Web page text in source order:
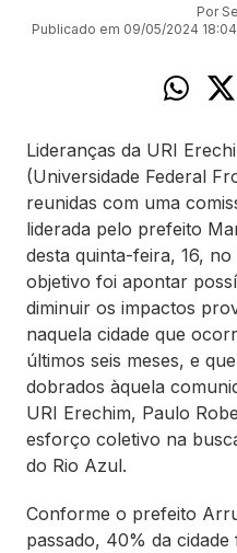
Por
Publicado em 09/05/2024
Lideranças da URI
(Universidade Federal
reunidas com uma
liderada pelo prefeito
desta quinta-feira, 16,
objetivo foi apontar
diminuir os impactos
naquela cidade que
últimos seis meses, e
dobrados àquela
URI Erechim, Paulo
esforço coletivo na
do Rio Azul.
Conforme o prefeito
passado, 40% da